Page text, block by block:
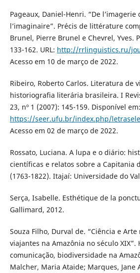
Pageaux, Daniel-Henri. “De l’imagerie
l’imaginaire”. Précis de littérature
Brunel, Pierre Brunel e Chevrel, Yves.
133-162. URL: http://rrlinguistics.ru/
Acesso em 10 de março de 2022.
Ribeiro, Roberto Carlos. Literatura de
historiografia literária brasileira. I
23, nº 1 (2007): 145-159. Disponível em:
https://seer.ufu.br/index.php/
Acesso em 02 de março de 2022.
Rossato, Luciana. A lupa e o diário:
científicas e relatos sobre a Capitania
(1763-1822). Itajaí: Universidade do
Serça, Isabelle. Esthétique de la
Gallimard, 2012.
Souza Filho, Durval de. “Ciência e
viajantes na Amazônia no século XIX”.
comunicação, biodiversidade na
Malcher, Maria Ataide; Marques, Jane